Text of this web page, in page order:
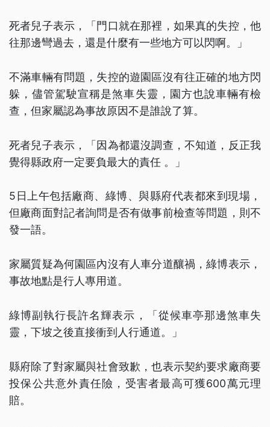
死者兒子表示，「門口就在那裡，如果真的失控，他
往那邊彎過去，還是什麼有一些地方可以閃啊。」
不滿車輛有問題，失控的遊園區沒有往正確的地方閃
躲，儘管駕駛宣稱是煞車失靈，園方也說車輛有檢
查，但家屬認為事故原因不是誰說了算。
死者兒子表示，「因為都還沒調查，不知道，反正我
覺得縣政府一定要負最大的責任 。」
5日上午包括廠商、綠博、與縣府代表都來到現場，
但廠商面對記者詢問是否有做事前檢查等問題，則不
發一語。
家屬質疑為何園區內沒有人車分道釀禍，綠博表示，
事故地點是行人專用道。
綠博副執行長許名輝表示，「從候車亭那邊煞車失
靈，下坡之後直接衝到人行通道。」
縣府除了對家屬與社會致歉，也表示契約要求廠商要
投保公共意外責任險，受害者最高可獲600萬元理
賠。